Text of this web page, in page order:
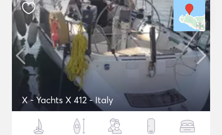
X - Yachts X 412 - Italy